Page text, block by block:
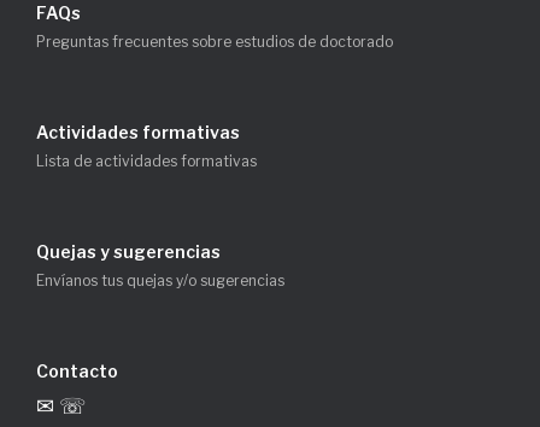
FAQs
Preguntas frecuentes sobre estudios de doctorado
Actividades formativas
Lista de actividades formativas
Quejas y sugerencias
Envíanos tus quejas y/o sugerencias
Contacto
✉ ☏